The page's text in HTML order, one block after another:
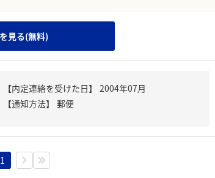
見る(無料)
【内定連絡を受けた日】
2004年07月
【通知方法】
郵便
1